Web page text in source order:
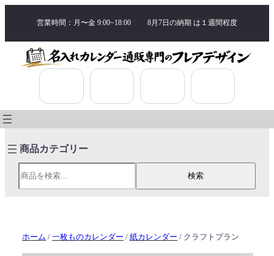
営業時間：月〜金 9:00~18:00 8月7日の納期 は １週間程度
検索
検索
ホーム / 一枚ものカレンダー / 紙カレンダー / クラフトプラン